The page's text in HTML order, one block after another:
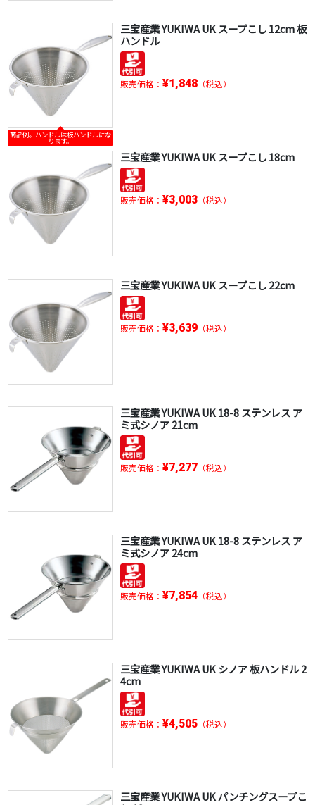
商品例。ハンドルは板ハンドルにな
ります。
三宝産業 YUKIWA UK スープこし 12cm 板
ハンドル
販売価格： ¥1,848（税込）
三宝産業 YUKIWA UK スープこし 18cm
販売価格： ¥3,003（税込）
三宝産業 YUKIWA UK スープこし 22cm
販売価格： ¥3,639（税込）
三宝産業 YUKIWA UK 18-8 ステンレス ア
ミ式シノア 21cm
販売価格： ¥7,277（税込）
三宝産業 YUKIWA UK 18-8 ステンレス ア
ミ式シノア 24cm
販売価格： ¥7,854（税込）
三宝産業 YUKIWA UK シノア 板ハンドル 2
4cm
販売価格： ¥4,505（税込）
三宝産業 YUKIWA UK パンチングスープこ